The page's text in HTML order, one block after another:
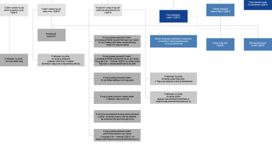
Постоянный
совет ОДКБ
Генеральный
секретарь ОДКБ
Секретариат
ОДКБ
Объединенный
штаб ОДКБ
Парламентская
Ассамблея ОДКБ
Совет министров
иностранных дел
ОДКБ
Совет министров
обороны ОДКБ
Комитет секретарей
советов безопасности
ОДКБ
Рабочая группа
по Афганистану
Военный
комитет
Рабочая группа
по вопросам
информационной политики и
информационной безопасности
Рабочая группа
по координации
совместной подготовки
военных кадров и научной работы
Рабочая группа
по вопросам борьбы
с терроризмом и экстремизмом
Межгосударственная Комиссия
по военно-экономическому
сотрудничеству
Координационный Совет
руководителей компетентных органов
по противодействию незаконному
обороту наркотиков
Координационный Совет
руководителей компетентных органов
государств - членов ОДКБ по вопросам
борьбы с незаконной миграцией
Координационный совет
по чрезвычайным ситуациям
Координационное совещание
главных наркологов
Консультационный координационный
центр по вопросам реагирования
на компьютерные инциденты
Координационный совет
уполномоченных органов
государств – членов ОДКБ по
вопросам биологической безопасности